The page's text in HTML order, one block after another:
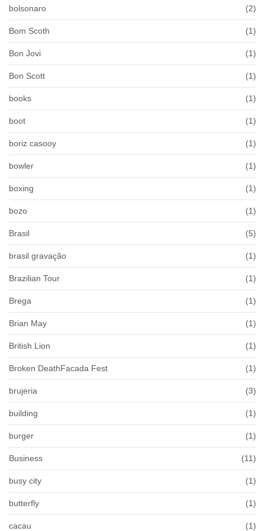
bolsonaro (2)
Bom Scoth (1)
Bon Jovi (1)
Bon Scott (1)
books (1)
boot (1)
boriz casooy (1)
bowler (1)
boxing (1)
bozo (1)
Brasil (5)
brasil gravação (1)
Brazilian Tour (1)
Brega (1)
Brian May (1)
British Lion (1)
Broken DeathFacada Fest (1)
brujeria (3)
building (1)
burger (1)
Business (11)
busy city (1)
butterfly (1)
cacau (1)